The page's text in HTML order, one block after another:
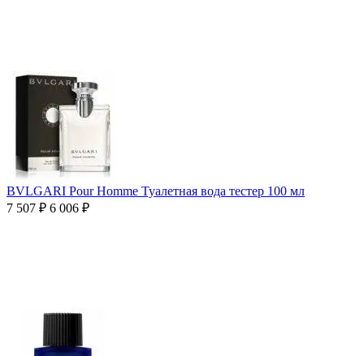
BVLGARI Pour Homme Туалетная вода тестер 100 мл
7 507 ₽ 6 006 ₽